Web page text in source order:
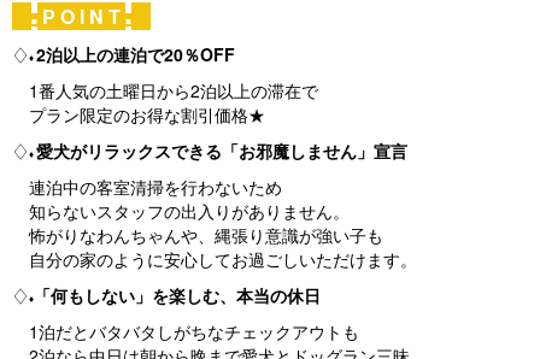
■ P O I N T ■
♢♦2泊以上の連泊で20％OFF
1番人気の土曜日から2泊以上の滞在で
プラン限定のお得な割引価格★
♢♦愛犬がリラックスできる「お邪魔しません」宣言
連泊中の客室清掃を行わないため
知らないスタッフの出入りがありません。
怖がりなわんちゃんや、縄張り意識が強い子も
自分の家のように安心してお過ごしいただけます。
♢♦
「何もしない」を楽しむ、本当の休日
1泊だとバタバタしがちなチェックアウトも